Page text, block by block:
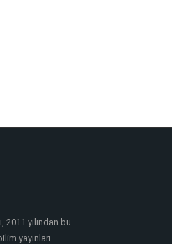
2011 yılından bu
yayınları